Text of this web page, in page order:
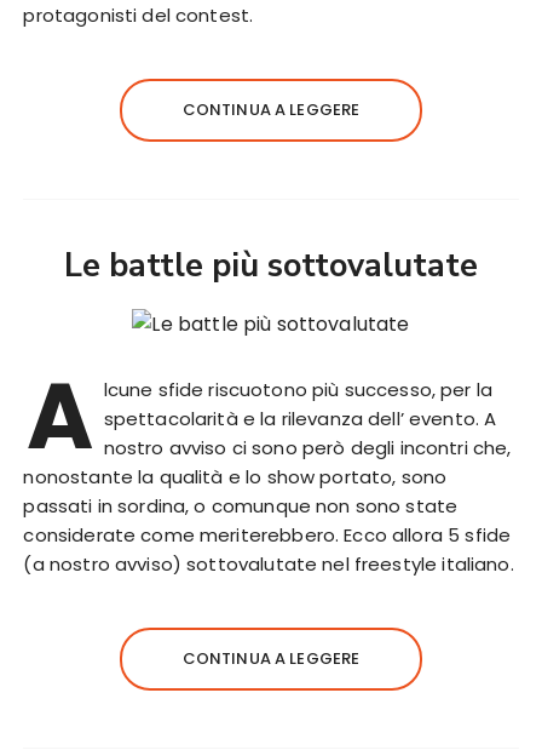
protagonisti del contest.
CONTINUA A LEGGERE
Le battle più sottovalutate
A lcune sfide riscuotono più successo, per la
spettacolarità e la rilevanza dell’ evento. A
nostro avviso ci sono però degli incontri che,
nonostante la qualità e lo show portato, sono
passati in sordina, o comunque non sono state
considerate come meriterebbero. Ecco allora 5 sfide
(a nostro avviso) sottovalutate nel freestyle italiano.
CONTINUA A LEGGERE